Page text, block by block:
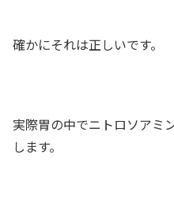
確かにそれは正しいです。
実際胃の中でニトロソアミ
します。